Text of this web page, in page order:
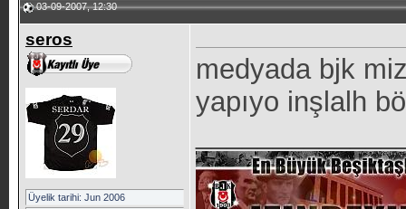
03-09-2007, 12:30
seros
Üyelik tarihi: Jun 2006
medyada bjk
yapıyo inşlalh